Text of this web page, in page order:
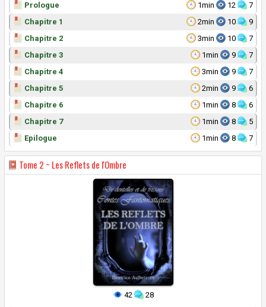
1min 12 7
Prologue
2min
10 9
Chapitre 1
3min
10 7
Chapitre 2
1min
9 7
Chapitre 3
3min
9 7
Chapitre 4
2min
9 6
Chapitre 5
1min
8 6
Chapitre 6
1min
8 5
Chapitre 7
1min
8 7
Epilogue
Tome 2 ~ Les Reflets de l'Ombre
42 28